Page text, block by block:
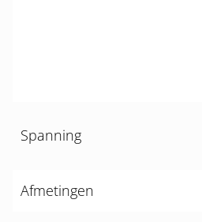
Spanning
Afmetingen